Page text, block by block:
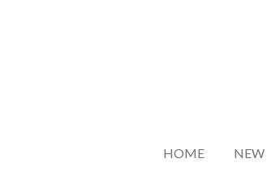
HOME NEW